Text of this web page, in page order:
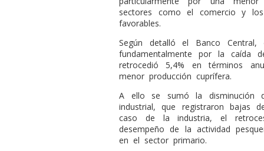
sectores como el comercio y
favorables.
Según detalló el Banco
fundamentalmente por la caída
retrocedió 5,4% en términos
menor producción cuprífera.
A ello se sumó la disminución
industrial, que registraron bajas
caso de la industria, el
desempeño de la actividad
en el sector primario.